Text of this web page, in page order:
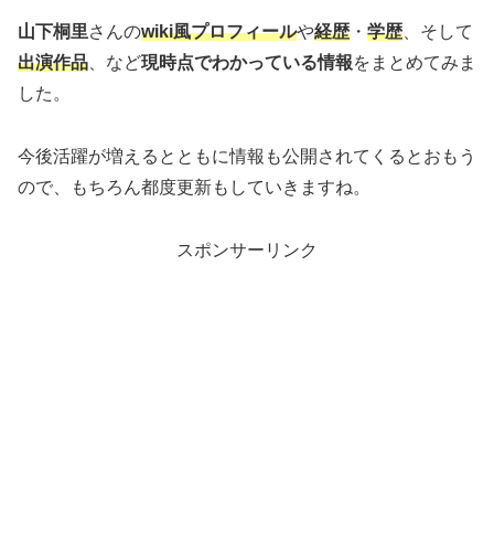
山下桐里さんのwiki風プロフィールや経歴 ・ 学歴 、そして
出演作品 、など現時点でわかっている情報をまとめてみま
した。
今後活躍が増えるとともに情報も公開されてくるとおもう
ので、もちろん都度更新もしていきますね。
スポンサーリンク